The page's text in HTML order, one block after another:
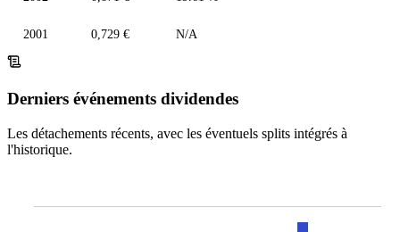
2001 0,729 € N/A
Derniers événements dividendes
Les détachements récents, avec les éventuels splits intégrés à
l'historique.